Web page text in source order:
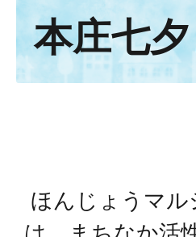
本庄七
ほんじょうマル